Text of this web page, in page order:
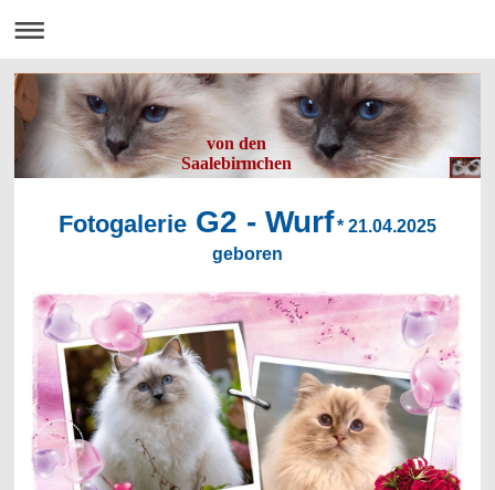
von den
Saalebirmchen
Fotogalerie G2 - Wurf* 21.04.2025
geboren